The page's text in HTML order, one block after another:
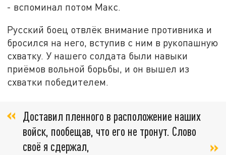
- вспоминал потом Макс.
Русский боец отвлёк внимание противника и
бросился на него, вступив с ним в рукопашную
схватку. У нашего солдата были навыки
приёмов вольной борьбы, и он вышел из
схватки победителем.
Доставил пленного в расположение наших
войск, пообещав, что его не тронут. Слово
своё я сдержал,